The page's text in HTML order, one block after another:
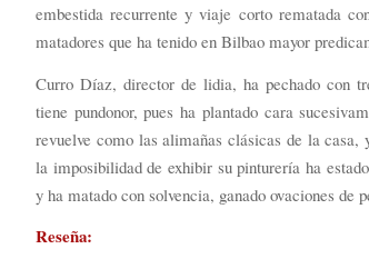
embestida recurrente y viaje corto rematada
matadores que ha tenido en Bilbao mayor
Curro Díaz, director de lidia, ha pechado con
tiene pundonor, pues ha plantado cara
revuelve como las alimañas clásicas de la
la imposibilidad de exhibir su pinturería ha
y ha matado con solvencia, ganado ovaciones de
Reseña: